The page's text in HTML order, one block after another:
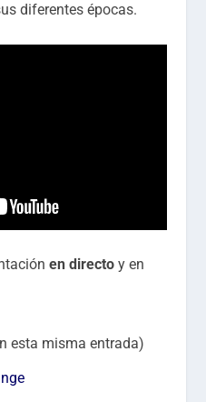
diferentes épocas.
en directo y en
esta misma entrada)